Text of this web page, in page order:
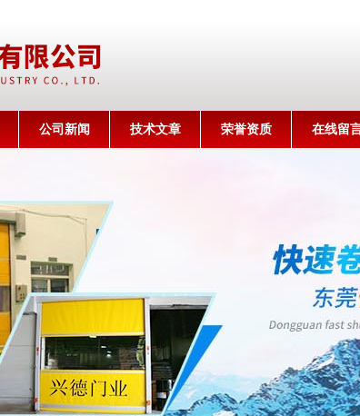
公司新闻 技术文章 荣誉资质 在线留